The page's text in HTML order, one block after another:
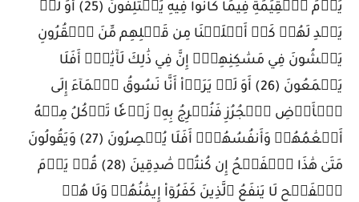
يَوۡمَ ٱلۡقِيَٰمَةِ فِيمَا كَانُواْ فِيهِ يَخۡتَلِفُونَ (25) أَوَ لَمۡ
يَهۡدِ لَهُمۡ كَمۡ أَهۡلَكۡنَا مِن قَبۡلِهِم مِّنَ ٱلۡقُرُونِ
يَمۡشُونَ فِي مَسَٰكِنِهِمۡۚ إِنَّ فِي ذَٰلِكَ لَأٓيَٰتٍۚ أَفَلَا
يَسۡمَعُونَ (26) أَوَ لَمۡ يَرَوۡاْ أَنَّا نَسُوقُ ٱلۡمَآءَ إِلَى
ٱلۡأَرۡضِ ٱلۡجُرُزِ فَنُخۡرِجُ بِهِۦ زَرۡعٗا تَأۡكُلُ مِنۡهُ
أَنۡعَٰمُهُمۡ وَأَنفُسُهُمۡۚ أَفَلَا يُبۡصِرُونَ (27) وَيَقُولُونَ
مَتَىٰ هَٰذَا ٱلۡفَتۡحُ إِن كُنتُمۡ صَٰدِقِينَ (28) قُلۡ يَوۡمَ
ٱلۡفَتۡحِ لَا يَنفَعُ ٱلَّذِينَ كَفَرُوٓاْ إِيمَٰنُهُمۡ وَلَا هُمۡ